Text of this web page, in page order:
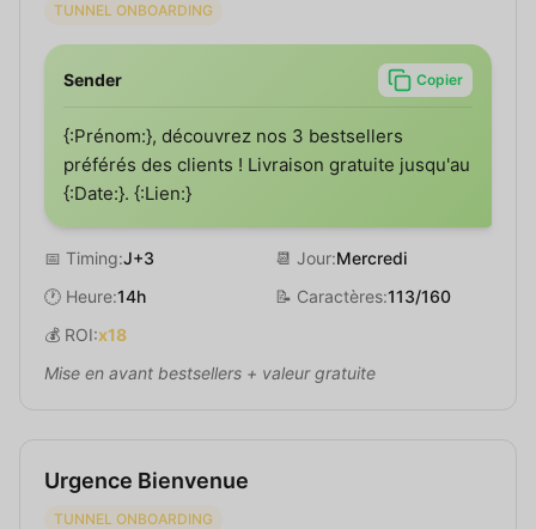
TUNNEL ONBOARDING
Sender Copier
{:Prénom:}, découvrez nos 3 bestsellers
préférés des clients ! Livraison gratuite jusqu'au
{:Date:}. {:Lien:}
📅 Timing:J+3 📆 Jour:Mercredi
🕐 Heure:14h 📝 Caractères:113/160
💰 ROI:x18
Mise en avant bestsellers + valeur gratuite
Urgence Bienvenue
TUNNEL ONBOARDING